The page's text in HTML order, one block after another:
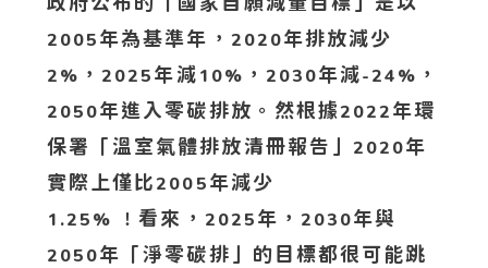
2005 年為基準年， 2020年排放減少
2% ，2025 年減 10% ， 2030年減-24% ，
2050年進入零碳排放。然根據2022 年環
保署「溫室氣體排放清冊報告」 2020年
實際上僅比2005 年減少
1.25% ！ 看來， 2025 年， 2030年與
2050年「淨零碳排」的目標都很可能跳